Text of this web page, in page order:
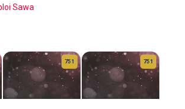
Sawa
75 1 75 1